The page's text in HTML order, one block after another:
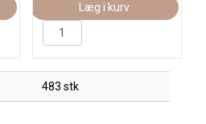
Læg i kurv
483 stk